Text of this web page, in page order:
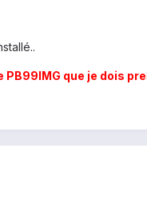
que je dois